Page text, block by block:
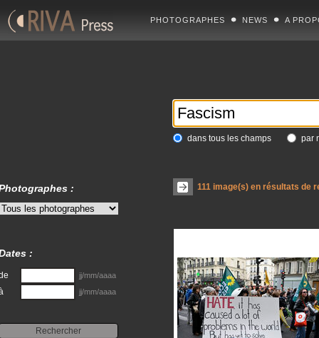
PHOTOGRAPHES NEWS A
dans tous les champs par
111image(s) en résultats de
:
:
jj/mm/aaaa
jj/mm/aaaa